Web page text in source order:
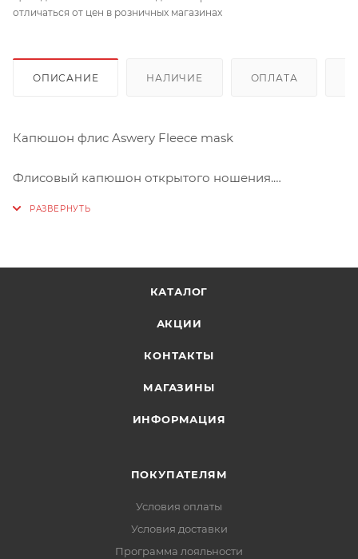
отличаться от цен в розничных магазинах
ОПИСАНИЕ НАЛИЧИЕ ОПЛАТА
Капюшон флис Aswery Fleece mask
Флисовый капюшон открытого ношения.
КАТАЛОГ
АКЦИИ
КОНТАКТЫ
МАГАЗИНЫ
ИНФОРМАЦИЯ
ПОКУПАТЕЛЯМ
Условия оплаты
Условия доставки
Программа лояльности